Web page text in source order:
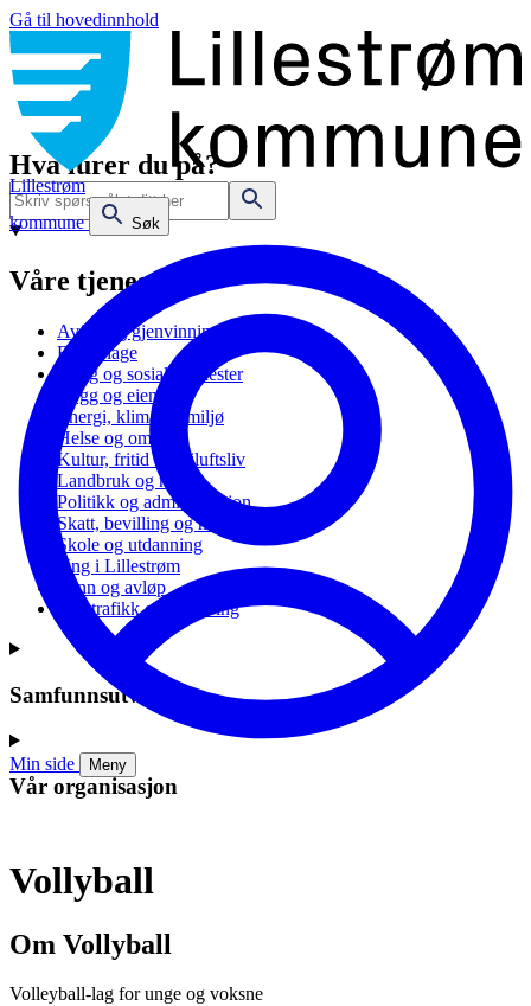
Gå til hovedinnhold
Lillestrøm
kommune
Søk
Min side Meny
Hva lurer du på?
Våre tjenester
Avfall og gjenvinning
Barnehage
Bolig og sosiale tjenester
Bygg og eiendom
Energi, klima og miljø
Helse og omsorg
Kultur, fritid og friluftsliv
Landbruk og natur
Politikk og administrasjon
Skatt, bevilling og næring
Skole og utdanning
Ung i Lillestrøm
Vann og avløp
Vei, trafikk og parkering
Samfunnsutvikling
Vår organisasjon
Vollyball
Om Vollyball
Volleyball-lag for unge og voksne